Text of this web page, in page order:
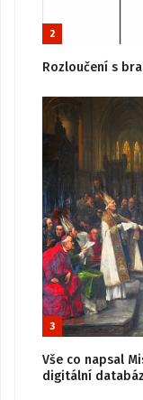
2
Rozloučení s
3
Vše co napsal
digitální